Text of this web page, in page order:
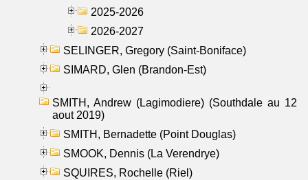
2025-2026
2026-2027
SELINGER, Gregory (Saint-Boniface)
SIMARD, Glen (Brandon-Est)
SMITH, Andrew (Lagimodiere) (Southdale au 12
aout 2019)
SMITH, Bernadette (Point Douglas)
SMOOK, Dennis (La Verendrye)
SQUIRES, Rochelle (Riel)